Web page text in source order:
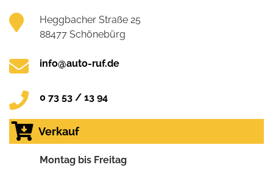
Heggbacher Straße 25
88477 Schönebürg
info@auto-ruf.de
0 73 53 / 13 94
Verkauf
Montag bis Freitag